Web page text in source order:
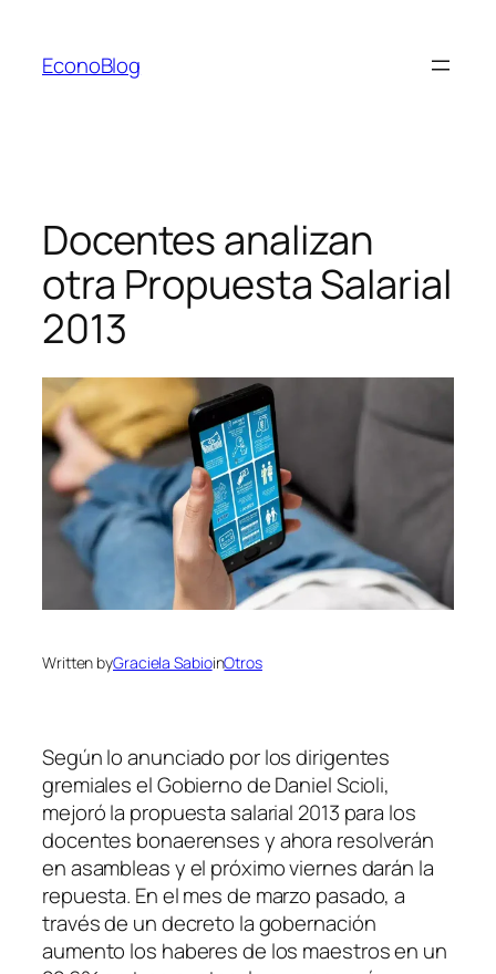
contenido
EconoBlog
Docentes analizan
otra Propuesta Salarial
2013
Written byGraciela SabioinOtros
Según lo anunciado por los dirigentes
gremiales el Gobierno de Daniel Scioli,
mejoró la propuesta salarial 2013 para los
docentes bonaerenses y ahora resolverán
en asambleas y el próximo viernes darán la
repuesta. En el mes de marzo pasado, a
través de un decreto la gobernación
aumento los haberes de los maestros en un